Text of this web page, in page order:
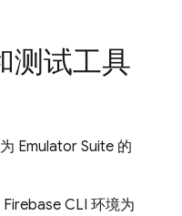
测试工具
Emulator Suite 的
Firebase CLI 环境为